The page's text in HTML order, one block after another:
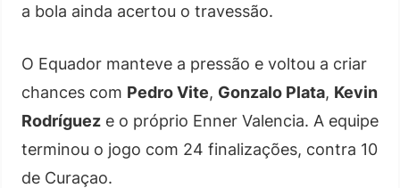
a bola ainda acertou o travessão.
O Equador manteve a pressão e voltou a criar
chances com Pedro Vite, Gonzalo Plata, Kevin
Rodríguez e o próprio Enner Valencia. A equipe
terminou o jogo com 24 finalizações, contra 10
de Curaçao.